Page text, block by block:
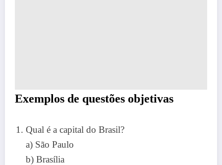
Exemplos de questões objetivas
Qual é a capital do Brasil?
a) São Paulo
b) Brasília